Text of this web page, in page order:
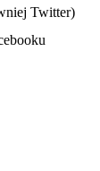
Twitter)